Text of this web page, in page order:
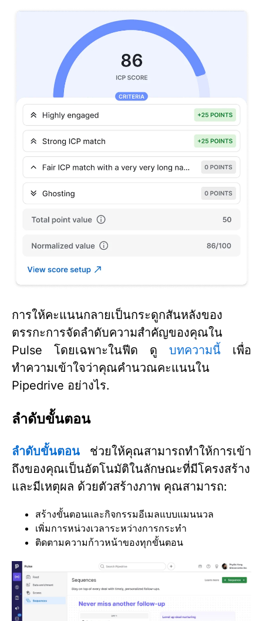
การให้คะแนนกลายเป็นกระดูกสันหลังของ
ตรรกะการจัดลำดับความสำคัญของคุณใน
Pulse โดยเฉพาะในฟีด ดู บทความนี้ เพื่อ
ทำความเข้าใจว่าคุณคำนวณคะแนนใน
Pipedrive อย่างไร.
ลำดับขั้นตอน
ลำดับขั้นตอน ช่วยให้คุณสามารถทำให้การเข้า
ถึงของคุณเป็นอัตโนมัติในลักษณะที่มีโครงสร้าง
และมีเหตุผล ด้วยตัวสร้างภาพ คุณสามารถ:
สร้างขั้นตอนและกิจกรรมอีเมลแบบแมนนวล
เพิ่มการหน่วงเวลาระหว่างการกระทำ
ติดตามความก้าวหน้าของทุกขั้นตอน